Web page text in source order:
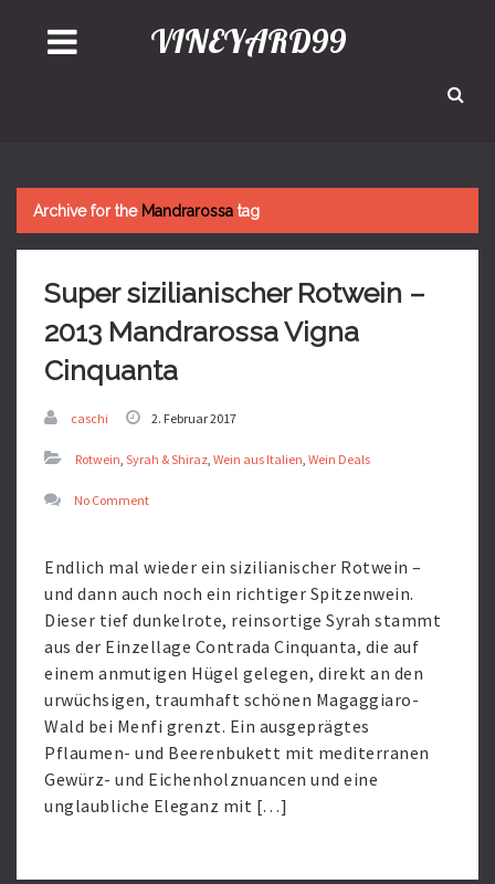
VINEYARD99
Archive for the Mandrarossa tag
Super sizilianischer Rotwein –
2013 Mandrarossa Vigna
Cinquanta
caschi 2. Februar 2017
Rotwein, Syrah & Shiraz, Wein aus Italien, Wein Deals
No Comment
Endlich mal wieder ein sizilianischer Rotwein –
und dann auch noch ein richtiger Spitzenwein.
Dieser tief dunkelrote, reinsortige Syrah stammt
aus der Einzellage Contrada Cinquanta, die auf
einem anmutigen Hügel gelegen, direkt an den
urwüchsigen, traumhaft schönen Magaggiaro-
Wald bei Menfi grenzt. Ein ausgeprägtes
Pflaumen- und Beerenbukett mit mediterranen
Gewürz- und Eichenholznuancen und eine
unglaubliche Eleganz mit […]